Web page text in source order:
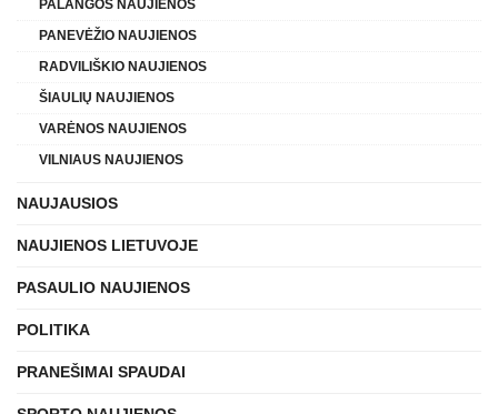
PALANGOS NAUJIENOS
PANEVĖŽIO NAUJIENOS
RADVILIŠKIO NAUJIENOS
ŠIAULIŲ NAUJIENOS
VARĖNOS NAUJIENOS
VILNIAUS NAUJIENOS
NAUJAUSIOS
NAUJIENOS LIETUVOJE
PASAULIO NAUJIENOS
POLITIKA
PRANEŠIMAI SPAUDAI